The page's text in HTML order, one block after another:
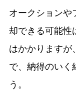
オークションや
却できる可能性
はかかりますが
で、納得のいく
う。